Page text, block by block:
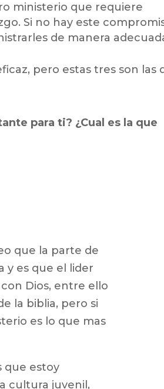
ministerio que requiere
Si no hay este
de manera
pero estas tres son las
para ti? ¿Cual es la que
que la parte de
y es que el lider
Dios, entre ello
la biblia, pero si
es lo que mas
que estoy
cultura juvenil,